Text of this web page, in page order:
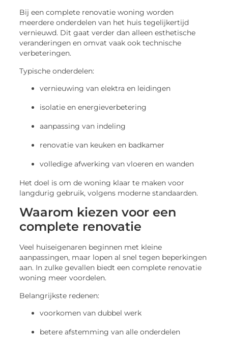
Bij een complete renovatie woning worden
meerdere onderdelen van het huis tegelijkertijd
vernieuwd. Dit gaat verder dan alleen esthetische
veranderingen en omvat vaak ook technische
verbeteringen.
Typische onderdelen:
vernieuwing van elektra en leidingen
isolatie en energieverbetering
aanpassing van indeling
renovatie van keuken en badkamer
volledige afwerking van vloeren en wanden
Het doel is om de woning klaar te maken voor
langdurig gebruik, volgens moderne standaarden.
Waarom kiezen voor een
complete renovatie
Veel huiseigenaren beginnen met kleine
aanpassingen, maar lopen al snel tegen beperkingen
aan. In zulke gevallen biedt een complete renovatie
woning meer voordelen.
Belangrijkste redenen:
voorkomen van dubbel werk
betere afstemming van alle onderdelen